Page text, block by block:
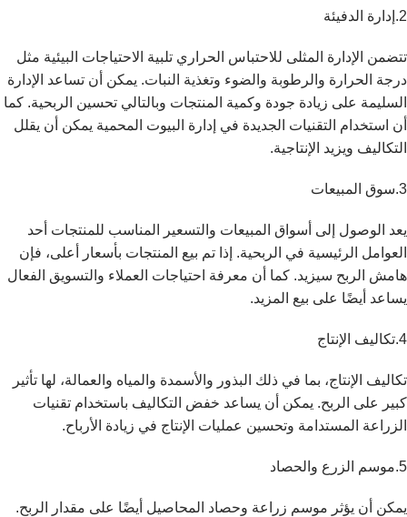
2.إدارة الدفيئة
تتضمن الإدارة المثلى للاحتباس الحراري تلبية الاحتياجات البيئية مثل
درجة الحرارة والرطوبة والضوء وتغذية النبات. يمكن أن تساعد الإدارة
السليمة على زيادة جودة وكمية المنتجات وبالتالي تحسين الربحية. كما
أن استخدام التقنيات الجديدة في إدارة البيوت المحمية يمكن أن يقلل
التكاليف ويزيد الإنتاجية.
3.سوق المبيعات
يعد الوصول إلى أسواق المبيعات والتسعير المناسب للمنتجات أحد
العوامل الرئيسية في الربحية. إذا تم بيع المنتجات بأسعار أعلى، فإن
هامش الربح سيزيد. كما أن معرفة احتياجات العملاء والتسويق الفعال
يساعد أيضًا على بيع المزيد.
4.تكاليف الإنتاج
تكاليف الإنتاج، بما في ذلك البذور والأسمدة والمياه والعمالة، لها تأثير
كبير على الربح. يمكن أن يساعد خفض التكاليف باستخدام تقنيات
الزراعة المستدامة وتحسين عمليات الإنتاج في زيادة الأرباح.
5.موسم الزرع والحصاد
يمكن أن يؤثر موسم زراعة وحصاد المحاصيل أيضًا على مقدار الربح.